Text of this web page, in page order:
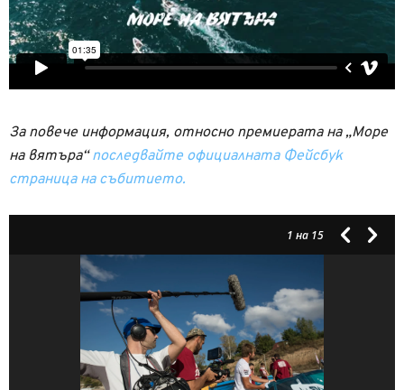
За повече информация, относно премиерата на „Море
на вятъра“последвайте официалната Фейсбук
страница на събитието.
1 на 15